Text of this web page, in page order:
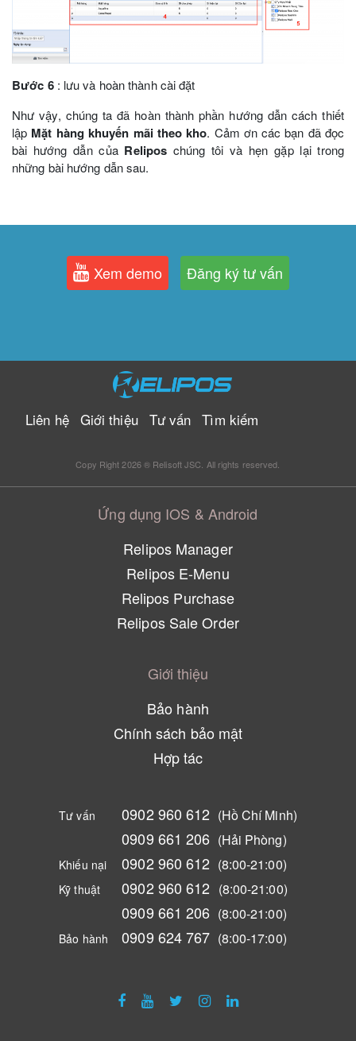
Bước 6 : lưu và hoàn thành cài đặt
Như vậy, chúng ta đã hoàn thành phần hướng dẫn cách thiết
lập Mặt hàng khuyến mãi theo kho. Cảm ơn các bạn đã đọc
bài hướng dẫn của Relipos chúng tôi và hẹn gặp lại trong
những bài hướng dẫn sau.
Xem demo Đăng ký tư vấn
Liên hệ Giới thiệu Tư vấn Tìm kiếm
Copy Right 2026 ® Relisoft JSC. All rights reserved.
Ứng dụng IOS & Android
Relipos Manager
Relipos E-Menu
Relipos Purchase
Relipos Sale Order
Giới thiệu
Bảo hành
Chính sách bảo mật
Hợp tác
Tư vấn 0902 960 612 (Hồ Chí Minh)
0909 661 206 (Hải Phòng)
Khiếu nại 0902 960 612 (8:00-21:00)
Kỹ thuật 0902 960 612 (8:00-21:00)
0909 661 206 (8:00-21:00)
Bảo hành 0909 624 767 (8:00-17:00)